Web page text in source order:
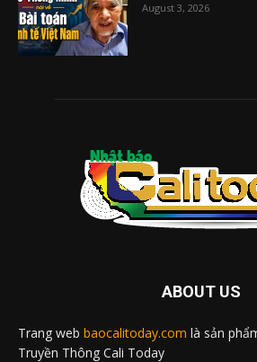
August 3, 2026
ABOUT US
Trang web baocalitoday.com là sản
Truyền Thông Cali Today